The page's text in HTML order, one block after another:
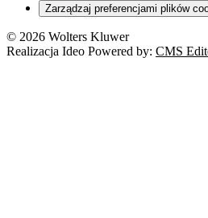
Zarządzaj preferencjami plików
© 2026 Wolters Kluwer
Realizacja Ideo Powered by: CMS